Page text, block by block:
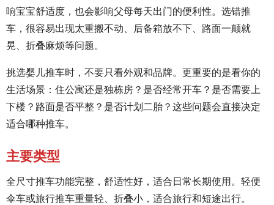
响宝宝舒适度，也会影响父母每天出门的便利性。选错推
车，很容易出现太重搬不动、后备箱放不下、路面一颠就
晃、折叠麻烦等问题。
挑选婴儿推车时，不要只看外观和品牌。更重要的是看你的
生活场景：住公寓还是独栋房？是否经常开车？是否需要上
下楼？路面是否平整？是否计划二胎？这些问题会直接决定
适合哪种推车。
主要类型
全尺寸推车功能完整，舒适性好，适合日常长期使用。轻便
伞车或旅行推车重量轻、折叠小，适合旅行和短途出行。